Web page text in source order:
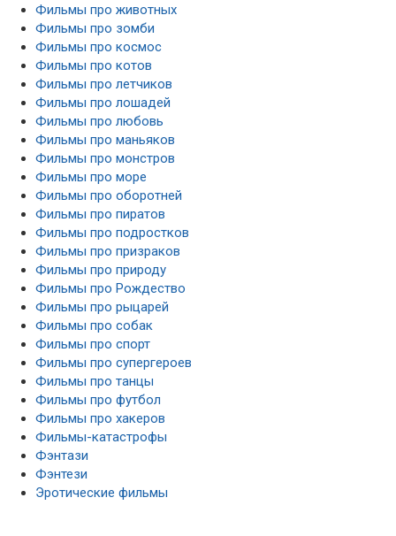
Фильмы про животных
Фильмы про зомби
Фильмы про космос
Фильмы про котов
Фильмы про летчиков
Фильмы про лошадей
Фильмы про любовь
Фильмы про маньяков
Фильмы про монстров
Фильмы про море
Фильмы про оборотней
Фильмы про пиратов
Фильмы про подростков
Фильмы про призраков
Фильмы про природу
Фильмы про Рождество
Фильмы про рыцарей
Фильмы про собак
Фильмы про спорт
Фильмы про супергероев
Фильмы про танцы
Фильмы про футбол
Фильмы про хакеров
Фильмы-катастрофы
Фэнтази
Фэнтези
Эротические фильмы